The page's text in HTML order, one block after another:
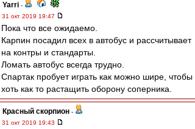
Yarri -
31 окт 2019 19:47
Пока что все ожидаемо.
Карпин посадил всех в автобус и рассчитывает
на контры и стандарты.
Ломать автобус всегда трудно.
Спартак пробует играть как можно шире, чтобы
хоть как то растащить оборону соперника.
Красный скорпион -
31 окт 2019 19:43